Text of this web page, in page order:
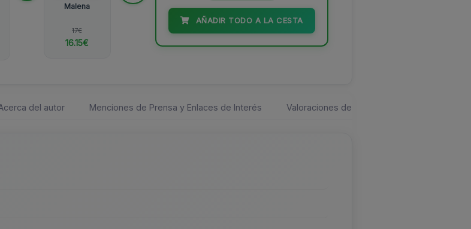
Malena
17€
16.15€
AÑADIR TODO A LA CESTA
del autor Menciones de Prensa y Enlaces de Interés Valoraciones de los usuarios